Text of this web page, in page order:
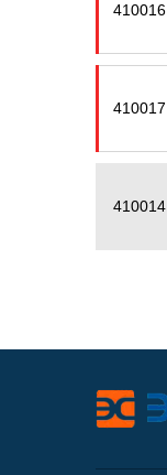
410016
410017
410014